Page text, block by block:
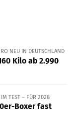
NEU IN DEUTSCHLAND
Kilo ab 2.990
TEST – FÜR 2028
Boxer fast